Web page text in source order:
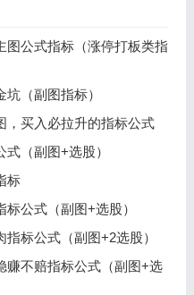
图公式指标（涨停打板类指
坑（副图指标）
，买入必拉升的指标公式
式（副图+选股）
标
标公式（副图+选股）
指标公式（副图+2选股）
赚不赔指标公式（副图+选